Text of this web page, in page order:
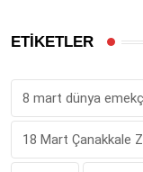
ETİKETLER
8 mart dünya
18 Mart Çanakkale